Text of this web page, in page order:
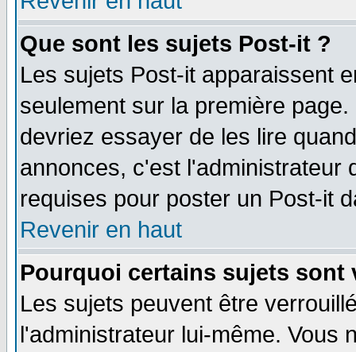
Que sont les sujets Post-it ?
Les sujets Post-it apparaissent
seulement sur la première
devriez essayer de les lire
annonces, c'est l'administrateur
requises pour poster un Post-it
Revenir en haut
Pourquoi certains sujets sont
Les sujets peuvent être
l'administrateur lui-même. Vous